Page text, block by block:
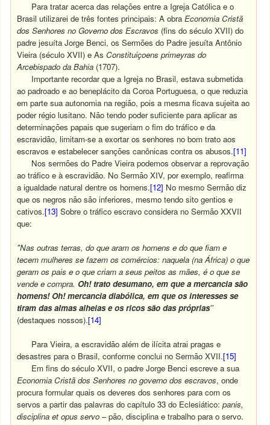
Para tratar acerca das relações entre a Igreja Católica e o
Brasil utilizarei de três fontes principais: A obraEconomia Cristã
dos Senhores no Governo dos Escravos (fins do século XVII) do
padre jesuíta Jorge Benci, os Sermões do Padre jesuíta Antônio
Vieira (século XVII) e AsConstituiçoens primeyras do
Arcebispado da Bahia (1707).
Importante recordar que a Igreja no Brasil, estava submetida
ao padroado e ao beneplácito da Coroa Portuguesa, o que reduzia
em parte sua autonomia na região, pois a mesma ficava sujeita ao
poder régio lusitano. Não tendo poder suficiente para aplicar as
determinações papais que sugeriam o fim do tráfico e da
escravidão, limitam-se a exortar os senhores no bom trato aos
escravos e estabelecer sanções canônicas contra os abusos.[11]
Nos sermões do Padre Vieira podemos observar a reprovação
ao tráfico e à escravidão. No Sermão XIV, por exemplo, reafirma
a igualdade natural dentre os homens.[12] No mesmo Sermão diz
que os negros não são inferiores, mesmo tendo sito gentios e
cativos.[13] Sobre o tráfico escravo considera no Sermão XXVII
que:
"Nas outras terras, do que aram os homens e do que fiam e
tecem mulheres se fazem os comércios: naquela (na África) o que
geram os pais e o que criam a seus peitos as mães, é o que se
vende e compra. Oh! trato desumano, em que a mercancia são
homens! Oh! mercancia diabólica, em que os interesses se
tiram das almas alheias e os ricos são das próprias''
(destaques nossos).[14]
Para Vieira, a escravidão além de ilícita atrai pragas e
desastres para o Brasil, conforme conclui no Sermão XVII.[15]
Em fins do século XVII, o padre Jorge Benci escreve a sua
Economia Cristã dos Senhores no governo dos escravos, onde
procura formular quais os deveres dos senhores para com os
servos a partir das palavras do capítulo 33 do Eclesiático:panis,
disciplina et opus servo – pão, disciplina e trabalho para o servo.